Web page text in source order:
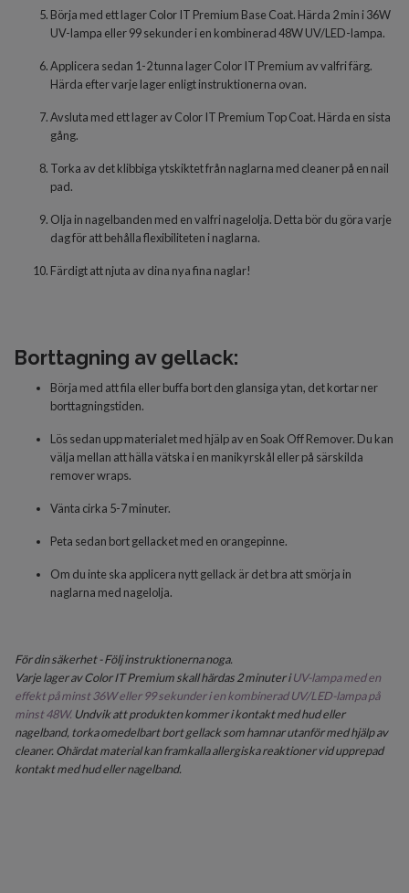
Börja med ett lager Color IT Premium Base Coat. Härda 2 min i 36W
UV-lampa eller 99 sekunder i en kombinerad 48W UV/LED-lampa.
Applicera sedan 1-2 tunna lagerColor IT Premium av valfri färg.
Härda efter varje lagerenligt instruktionerna ovan.
Avsluta med ett lageravColor IT Premium Top Coat. Härda en sista
gång.
Torka av det klibbiga ytskiktet från naglarna med cleaner på en nail
pad.
Olja in nagelbanden med en valfri nagelolja. Detta bör du göra varje
dag för att behålla flexibiliteten i naglarna.
Färdigtatt njuta av dina nya fina naglar!
Borttagning av gellack:
Börja med att fila eller buffa bort den glansiga ytan, det kortar ner
borttagningstiden.
Lös sedan upp materialet med hjälp av en Soak Off Remover. Du kan
välja mellan att hälla vätska i en manikyrskål eller på särskilda
remover wraps.
Vänta cirka 5-7 minuter.
Peta sedan bort gellacket med en orangepinne.
Om du inte ska applicera nytt gellack är det bra att smörja in
naglarna med nagelolja.
För din säkerhet - Följ instruktionerna noga.
Varje lager av Color IT Premium skall härdas 2 minuter iUV-lampa med en
effekt på minst 36W eller 99 sekunder i en kombinerad UV/LED-lampa på
minst 48W. Undvik att produkten kommer i kontakt med hud eller
nagelband, torka omedelbart bort gellack som hamnar utanför med hjälp av
cleaner. Ohärdat material kan framkalla allergiska reaktioner vid upprepad
kontakt med hud eller nagelband.